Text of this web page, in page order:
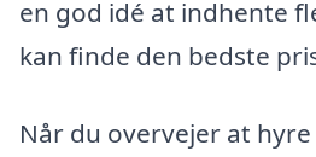
en god idé at indhente
kan finde den bedste
Når du overvejer at